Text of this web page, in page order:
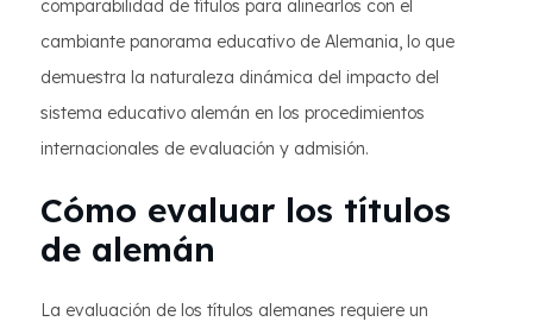
comparabilidad de títulos para alinearlos con el
cambiante panorama educativo de Alemania, lo que
demuestra la naturaleza dinámica del impacto del
sistema educativo alemán en los procedimientos
internacionales de evaluación y admisión.
Cómo evaluar los títulos
de alemán
La evaluación de los títulos alemanes requiere un